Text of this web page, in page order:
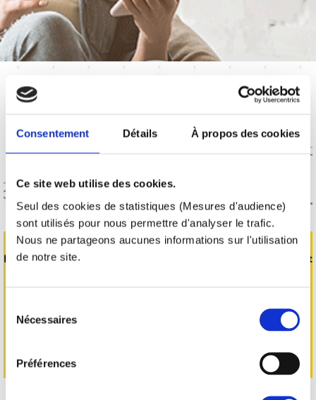
Consentement Détails À propos des cookies
Ce site web utilise des cookies.
Seul des cookies de statistiques (Mesures d'audience)
sont utilisés pour nous permettre d'analyser le trafic.
Nous ne partageons aucunes informations sur l'utilisation
de notre site.
Nécessaires
Préférences
Le BIM : abréviation de Building Information Modeling qui pourrait